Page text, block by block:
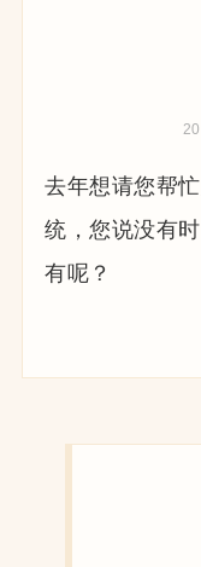
去年想请您帮
统，您说没有
有呢？